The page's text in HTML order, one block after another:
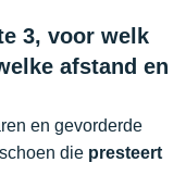
3, voor welk
afstand en
en gevorderde
die presteert